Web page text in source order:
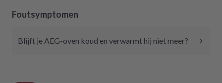
Foutsymptomen
Blijft je AEG-oven koud en verwarmt hij niet meer?